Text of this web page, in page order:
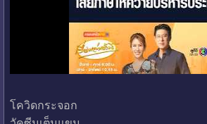
โควิดกระจอก